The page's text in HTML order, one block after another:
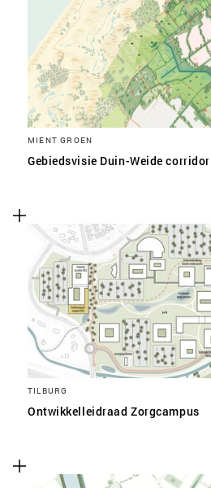
MIENT GROEN
Gebiedsvisie Duin-Weide
TILBURG
Ontwikkelleidraad Zorgcampus